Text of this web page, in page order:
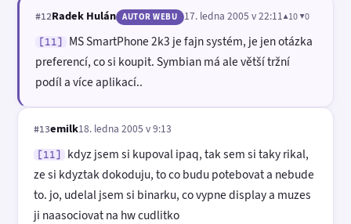
#12Radek Hulán AUTOR WEBU 17. ledna 2005 v 22:11▲10 ▼0
[11]
MS SmartPhone 2k3 je fajn systém, je jen otázka
preferencí, co si koupit. Symbian má ale větší tržní
podíl a více aplikací..
#13emilk18. ledna 2005 v 9:13
[11]
kdyz jsem si kupoval ipaq, tak sem si taky rikal,
ze si kdyztak dokoduju, to co budu potebovat a nebude
to. jo, udelal jsem si binarku, co vypne display a muzes
ji naasociovat na hw cudlitko